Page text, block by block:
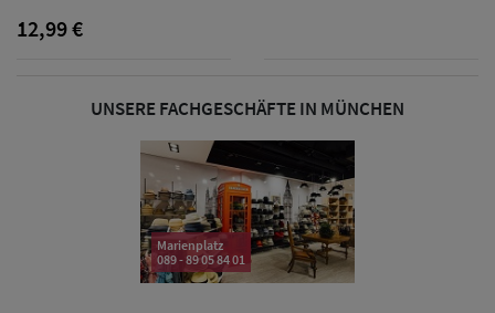
Damen
Damen Caps
Großgrößen
12,99 €
UNSERE FACHGESCHÄFTE IN MÜNCHEN
Marienplatz
089 - 89 05 84 01